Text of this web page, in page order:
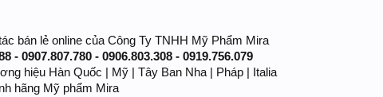
bán lẻ online của Công Ty TNHH Mỹ Phẩm Mira
- 0907.807.780 - 0906.803.308 - 0919.756.079
hiệu Hàn Quốc | Mỹ | Tây Ban Nha | Pháp | Italia
hãng Mỹ phẩm Mira